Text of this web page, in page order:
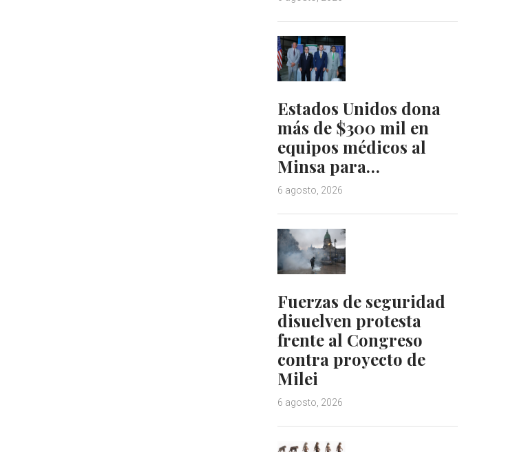
Estados Unidos dona
más de $300 mil en
equipos médicos al
Minsa para…
6 agosto, 2026
Fuerzas de seguridad
disuelven protesta
frente al Congreso
contra proyecto de
Milei
6 agosto, 2026